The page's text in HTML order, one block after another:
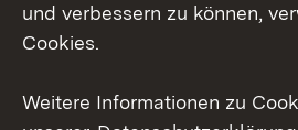
und verbessern zu können,
Cookies.
Weitere Informationen zu